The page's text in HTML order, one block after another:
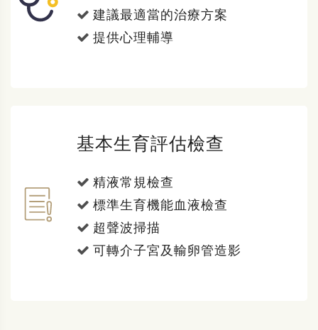
建議最適當的治療方案
提供心理輔導
基本生育評估檢查
精液常規檢查
標準生育機能血液檢查
超聲波掃描
可轉介子宮及輸卵管造影